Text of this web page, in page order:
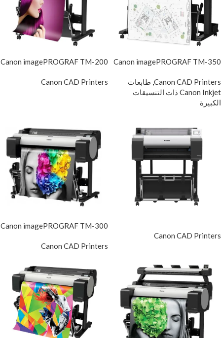
Canon imagePROGRAF TM-350
Canon CAD Printers
, طابعات
Canon Inkjet ذات التنسيقات
الكبيرة
Canon imagePROGRAF TM-200
Canon CAD Printers
Canon CAD Printers
Canon imagePROGRAF TM-300
Canon CAD Printers